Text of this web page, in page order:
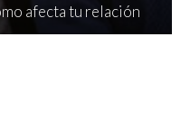
afecta tu relación